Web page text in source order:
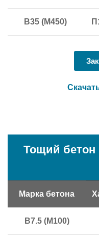
В35 (М450)
Тощий бетон
Марка бетона
В7.5 (М100)